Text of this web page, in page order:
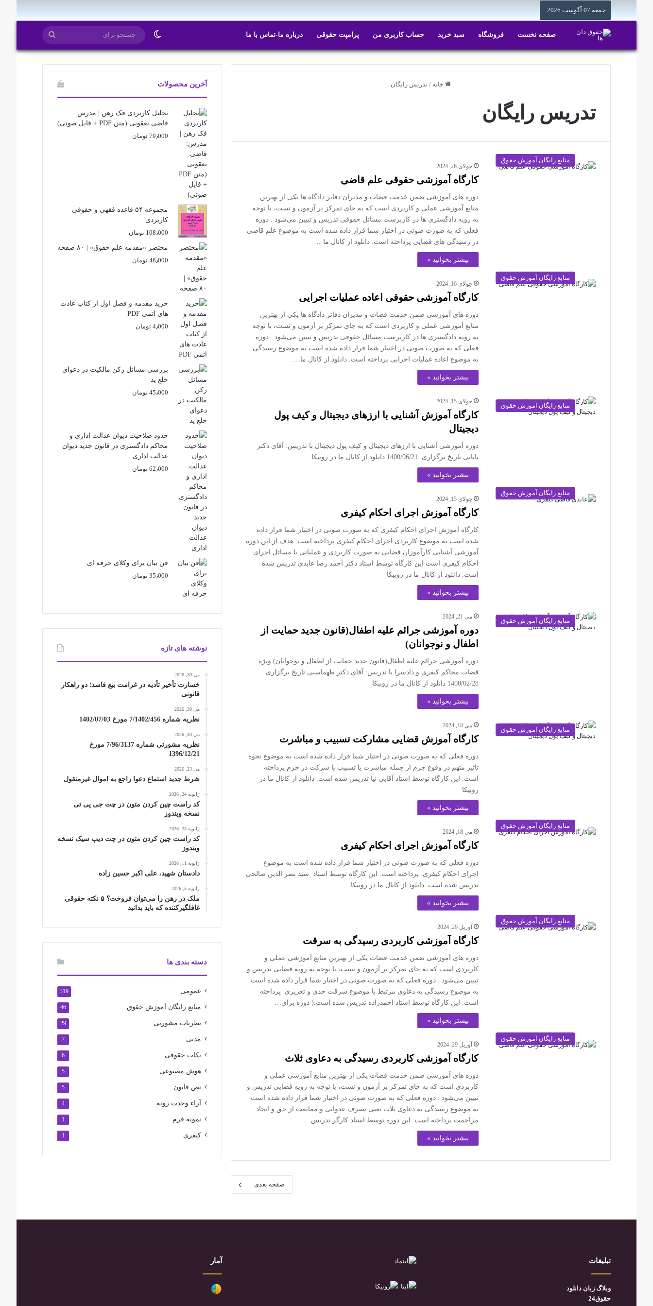
جمعه 07 آگوست 2026
صفحه نخست فروشگاه سبد خرید حساب کاربری من پرامپت حقوقی درباره ما-تماس با ما تغییر پوسته جستجو
برای
خانه / تدریس رایگان
تدریس رایگان
منابع رایگان آموزش حقوق
جولای 26, 2024
کارگاه آموزشی حقوقی علم قاضی
دوره های آموزشی ضمن خدمت قضات و مدیران دفاتر دادگاه ها یکی از بهترین
منابع آموزشی عملی و کاربردی است که به جای تمرکز بر آزمون و تست، با توجه
به رویه دادگستری ها در کاربرست مسائل حقوقی تدریس و تبیین می‌شود . دوره
فعلی که به صورت صوتی در اختیار شما قرار داده شده است به موضوع علم قاضی
در رسیدگی های قضایی پرداخته است. دانلود از کانال ما…
بیشتر بخوانید »
منابع رایگان آموزش حقوق
جولای 16, 2024
کارگاه آموزشی حقوقی اعاده عملیات اجرایی
دوره های آموزشی ضمن خدمت قضات و مدیران دفاتر دادگاه ها یکی از بهترین
منابع آموزشی عملی و کاربردی است که به جای تمرکز بر آزمون و تست، با توجه
به رویه دادگستری ها در کاربرست مسائل حقوقی تدریس و تبیین می‌شود . دوره
فعلی که به صورت صوتی در اختیار شما قرار داده شده است به موضوع رسیدگی
به موضوع اعاده عملیات اجرایی پرداخته است. دانلود از کانال ما…
بیشتر بخوانید »
منابع رایگان آموزش حقوق
جولای 15, 2024
کارگاه آموزش آشنایی با ارزهای دیجیتال و کیف پول
دیجیتال
دوره آموزشی آشنایی با ارزهای دیجیتال و کیف پول دیجیتال با تدریس: آقای دکتر
بابایی تاريخ برگزاری :1400/06/21 دانلود از کانال ما در روبیکا
بیشتر بخوانید »
منابع رایگان آموزش حقوق
جولای 15, 2024
کارگاه آموزش اجرای احکام کیفری
کارگاه آموزش اجرای احکام کیفری که به صورت صوتی در اختیار شما قرار داده
شده است به موضوع کاربردی اجرای احکام کیفری پرداخته است. هدف از این دوره
آموزشی آشنایی کارآموزان قضایی به صورت کاربردی و عملیاتی با مسائل اجرای
احکام کیفری است این کارگاه توسط استاد دکتر احمد رضا عابدی تدریس شده
است. دانلود از کانال ما در روبیکا
بیشتر بخوانید »
منابع رایگان آموزش حقوق
می 21, 2024
دوره آموزشی جرائم علیه اطفال(قانون جدید حمایت از
اطفال و نوجوانان)
دوره آموزشی جرائم علیه اطفال(قانون جدید حمایت از اطفال و نوجوانان) ویژه:
قضات محاکم کیفری و دادسرا با تدریس: آقای دکتر طهماسبی تاریخ برگزاری
1400/02/28 دانلود از کانال ما در روبیکا
بیشتر بخوانید »
منابع رایگان آموزش حقوق
می 18, 2024
کارگاه آموزش قضایی مشارکت تسبیب و مباشرت
دوره فعلی که به صورت صوتی در اختیار شما قرار داده شده است به موضوع نحوه
تاثیر متهم در وقوع جرم از جمله مباشرت یا تسبیب یا شرکت در جرم پرداخته
است. این کارگاه توسط استاد آقایی نیا تدریس شده است. دانلود از کانال ما در
روبیکا
بیشتر بخوانید »
منابع رایگان آموزش حقوق
می 18, 2024
کارگاه آموزش اجرای احکام کیفری
دوره فعلی که به صورت صوتی در اختیار شما قرار داده شده است به موضوع
اجرای احکام کیفری پرداخته است. این کارگاه توسط استاد سید نصر الدین صالحی
تدریس شده است. دانلود از کانال ما در روبیکا
بیشتر بخوانید »
منابع رایگان آموزش حقوق
آوریل 29, 2024
کارگاه آموزشی کاربردی رسیدگی به سرقت
دوره های آموزشی ضمن خدمت قضات یکی از بهترین منابع آموزشی عملی و
کاربردی است که به جای تمرکز بر آزمون و تست، با توجه به رویه قضایی تدریس و
تبیین می‌شود . دوره فعلی که به صورت صوتی در اختیار شما قرار داده شده است
به موضوع رسیدگی به دعاوی مرتبط با موضوع سرقت حدی و تعزیری پرداخته
است. این کارگاه توسط استاد احمدزاده تدریس شده است.( دوره برای…
بیشتر بخوانید »
منابع رایگان آموزش حقوق
آوریل 29, 2024
کارگاه آموزشی کاربردی رسیدگی به دعاوی ثلاث
دوره های آموزشی ضمن خدمت قضات یکی از بهترین منابع آموزشی عملی و
کاربردی است که به جای تمرکز بر آزمون و تست، با توجه به رویه قضایی تدریس و
تبیین می‌شود . دوره فعلی که به صورت صوتی در اختیار شما قرار داده شده است
به موضوع رسیدگی به دعاوی ثلاث یعنی تصرف عدوانی و ممانعت از حق و ایجاد
مزاحمت پرداخته است. این دوره توسط استاد کارگر تدریس…
بیشتر بخوانید »
صفحه بعدی
آخرین محصولات
تحلیل کاربردی فک رهن | مدرس:
قاضی یعقوبی (متن PDF + فایل صوتی)
79٫000 تومان
مجموعه ۵۴ قاعده فقهی و حقوقی
کاربردی
108٫000 تومان
مختصر «مقدمه علم حقوق» | ۸۰ صفحه
48٫000 تومان
خرید مقدمه و فصل اول از کتاب عادت
های اتمی PDF
4٫000 تومان
بررسی مسائل رکن مالکیت در دعوای
خلع ید
45٫000 تومان
حدود صلاحیت دیوان عدالت اداری و
محاکم دادگستری در قانون جدید دیوان
عدالت اداری
62٫000 تومان
فن بیان برای وکلای حرفه ای
35٫000 تومان
نوشته های تازه
می 30, 2026
خسارت تأخیر تأدیه در غرامت بیع فاسد؛ دو راهکار
قانونی
می 30, 2026
نظریه شماره 7/1402/456 مورخ 1402/07/03
می 30, 2026
نظریه مشورتی شماره 7/96/3137 مورخ
1396/12/21
می 23, 2026
شرط جدید استماع دعوا راجع به اموال غیرمنقول
ژانویه 24, 2026
کد راست چین کردن متون در چت جی پی تی
نسخه ویندوز
ژانویه 23, 2026
کد راست چین کردن متون در چت دیپ سیک نسخه
ویندوز
ژانویه 11, 2026
دادستان شهید، علی اکبر حسین زاده
ژانویه 5, 2026
ملک در رهن را می‌توان فروخت؟ ۵ نکته حقوقی
غافلگیرکننده که باید بدانید
دسته بندی ها
عمومی 319
منابع رایگان آموزش حقوق 46
نظریات مشورتی 29
مدنی 7
نکات حقوقی 6
هوش مصنوعی 5
نص قانون 5
آراء وحدت رویه 4
نمونه فرم 1
کیفری 1
تبلیغات
وبلاگ زبان دانلود
حقوق24
آمار